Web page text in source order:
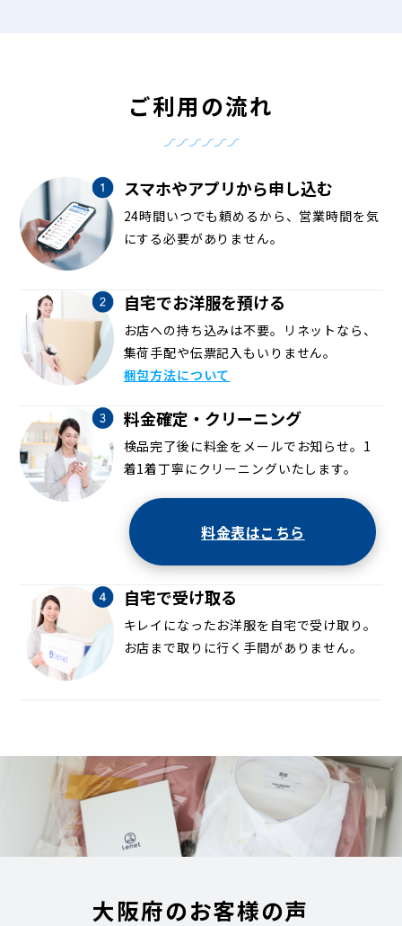
ご利用の流れ
スマホやアプリから申し込む
24時間いつでも頼めるから、営業時間を気
にする必要がありません。
自宅でお洋服を預ける
お店への持ち込みは不要。リネットなら、
集荷手配や伝票記入もいりません。
梱包方法について
料金確定・クリーニング
検品完了後に料金をメールでお知らせ。1
着1着丁寧にクリーニングいたします。
料金表はこちら
自宅で受け取る
キレイになったお洋服を自宅で受け取り。
お店まで取りに行く手間がありません。
大阪府のお客様の声